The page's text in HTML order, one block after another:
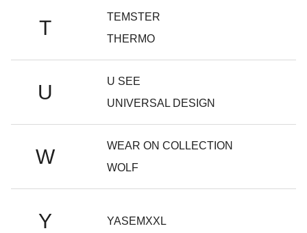
T
TEMSTER
THERMO
U
U SEE
UNIVERSAL DESIGN
W
WEAR ON COLLECTION
WOLF
Y YASEMXXL